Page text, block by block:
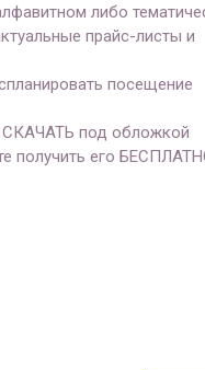
либо
прайс-листы и
посещение
СКАЧАТЬ под обложкой
получить его